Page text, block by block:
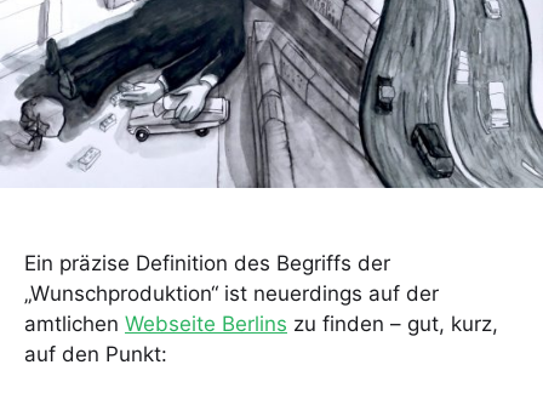
Ein präzise Definition des Begriffs der
„Wunschproduktion“ ist neuerdings auf der
amtlichen Webseite Berlins zu finden – gut, kurz,
auf den Punkt: